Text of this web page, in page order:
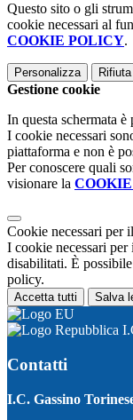
Questo sito o gli
cookie necessari al
COOKIE POLICY.
Personalizza
Gestione cookie
In questa schermata
I cookie necessari
piattaforma e non è
Per conoscere quali
visionare la
Cookie necessari per
I cookie necessari per
disabilitati. È
policy.
Accetta tutti Salva
Contatti
I.C. Gassino